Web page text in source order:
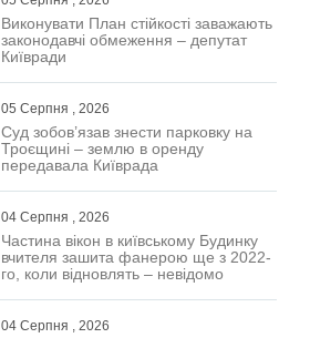
Виконувати План стійкості заважають
законодавчі обмеження – депутат
Київради
05 Серпня , 2026
Суд зобов’язав знести парковку на
Троєщині – землю в оренду
передавала Київрада
04 Серпня , 2026
Частина вікон в київському Будинку
вчителя зашита фанерою ще з 2022-
го, коли відновлять – невідомо
04 Серпня , 2026